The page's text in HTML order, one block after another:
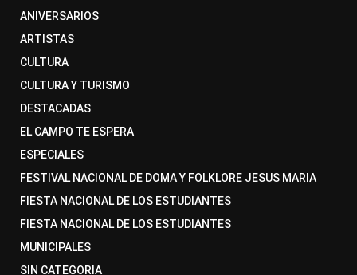
ANIVERSARIOS
ARTISTAS
CULTURA
CULTURA Y TURISMO
DESTACADAS
EL CAMPO TE ESPERA
ESPECIALES
FESTIVAL NACIONAL DE DOMA Y FOLKLORE JESUS MARIA
FIESTA NACIONAL DE LOS ESTUDIANTES
FIESTA NACIONAL DE LOS ESTUDIANTES
MUNICIPALES
SIN CATEGORIA